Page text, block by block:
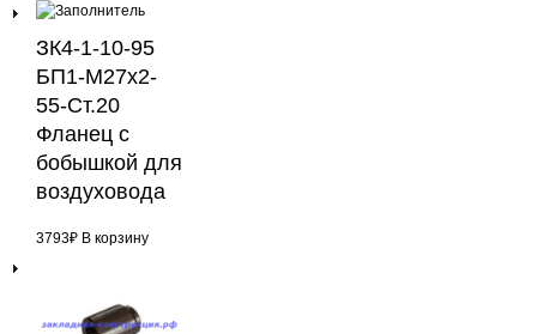
ЗК4-1-10-95
БП1-М27х2-
55-Ст.20
Фланец с
бобышкой для
воздуховода
3793₽ В корзину